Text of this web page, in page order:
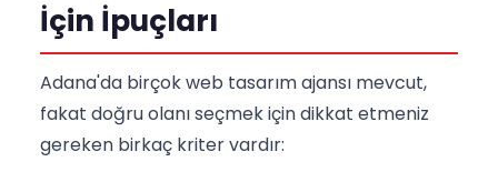
İçin İpuçları
Adana'da birçok web tasarım ajansı mevcut,
fakat doğru olanı seçmek için dikkat etmeniz
gereken birkaç kriter vardır: